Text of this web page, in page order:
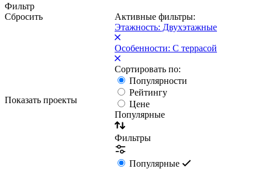
Фильтр
Сбросить
Показать проекты
Активные фильтры:
Этажность: Двухэтажные
Особенности: С террасой
Сортировать по:
Популярности
Рейтингу
Цене
Популярные
Фильтры
Популярные